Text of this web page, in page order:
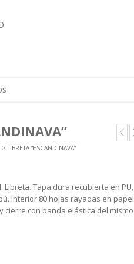
> LIBRETA “ESCANDINAVA”
Libreta. Tapa dura recubierta en PU,
Interior 80 hojas rayadas en papel
cierre con banda elástica del mismo